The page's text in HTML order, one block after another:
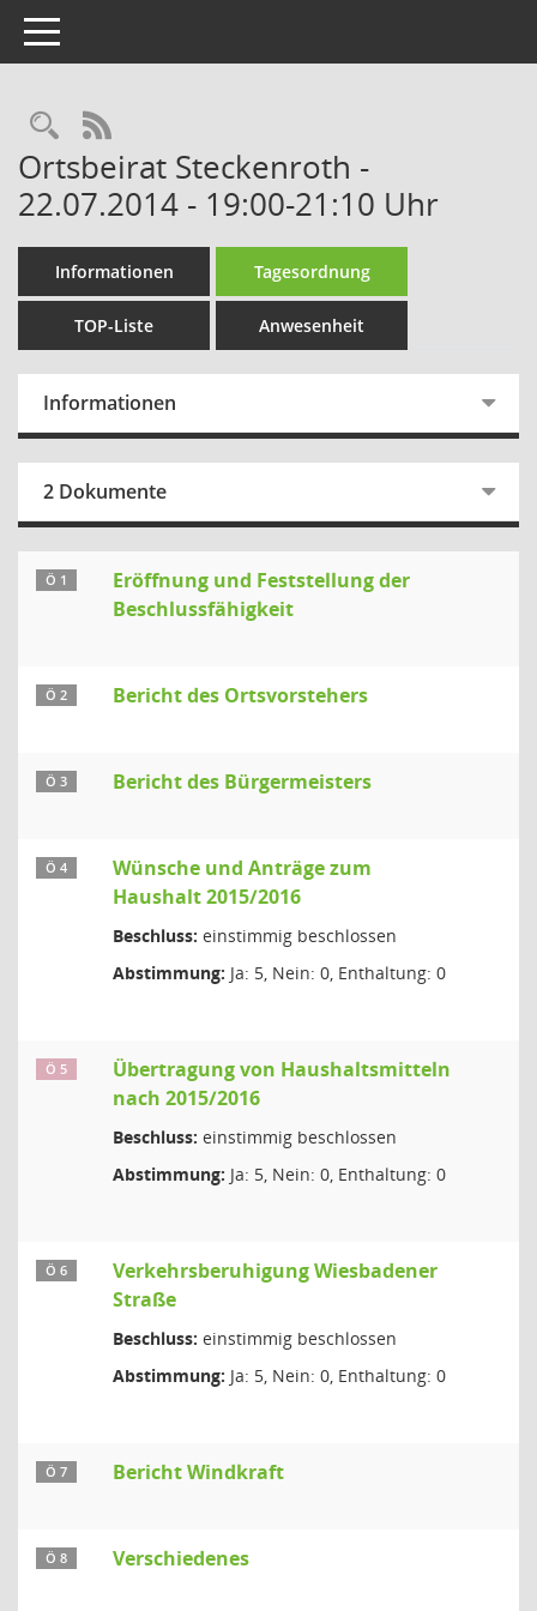
Toggle navigation
Rechercheauswahl
RSS-Feed
Ortsbeirat Steckenroth -
22.07.2014 - 19:00-21:10 Uhr
Informationen Tagesordnung
TOP-Liste Anwesenheit
Informationen
2 Dokumente
Ö 1
Eröffnung und Feststellung der
Beschlussfähigkeit
Ö 2 Bericht des Ortsvorstehers
Ö 3 Bericht des Bürgermeisters
Ö 4
Wünsche und Anträge zum
Haushalt 2015/2016
Beschluss: einstimmig beschlossen
Abstimmung: Ja: 5, Nein: 0, Enthaltung: 0
Ö 5
Übertragung von Haushaltsmitteln
nach 2015/2016
Beschluss: einstimmig beschlossen
Abstimmung: Ja: 5, Nein: 0, Enthaltung: 0
Ö 6
Verkehrsberuhigung Wiesbadener
Straße
Beschluss: einstimmig beschlossen
Abstimmung: Ja: 5, Nein: 0, Enthaltung: 0
Ö 7 Bericht Windkraft
Ö 8 Verschiedenes